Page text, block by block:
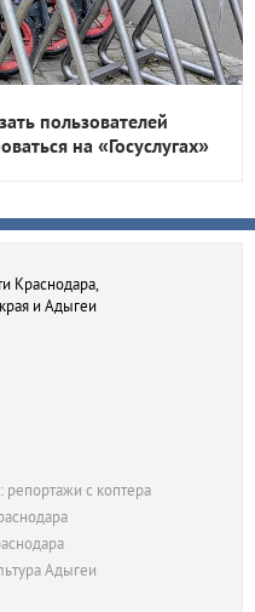
пользователей
на «Госуслугах»
Краснодара,
и Адыгеи
репортажи с коптера
Адыгеи